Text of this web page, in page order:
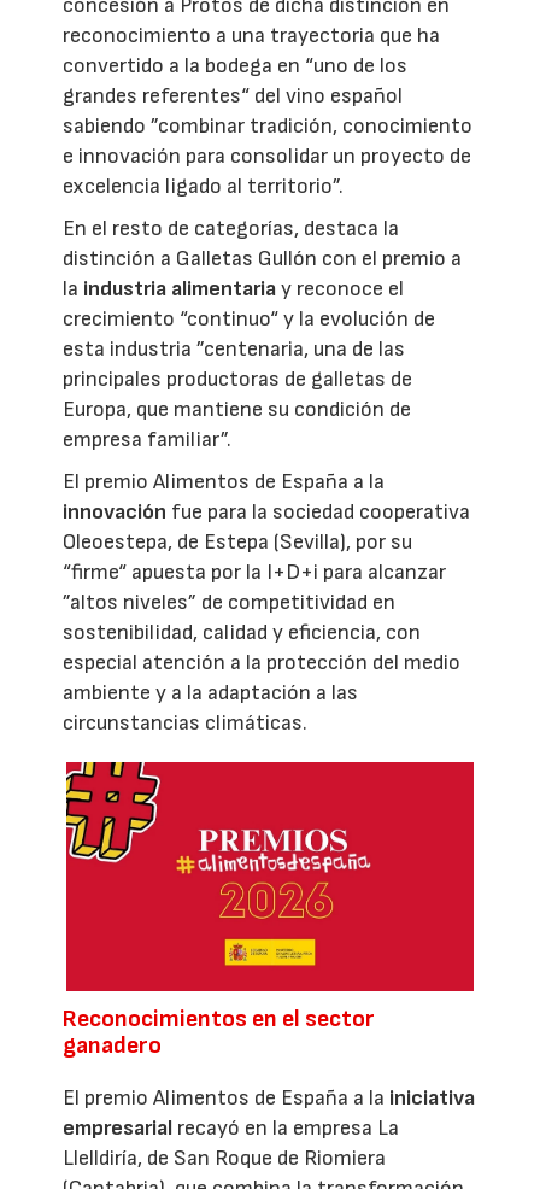
concesión a Protos de dicha distinción en
reconocimiento a una trayectoria que ha
convertido a la bodega en “uno de los
grandes referentes“ del vino español
sabiendo ”combinar tradición, conocimiento
e innovación para consolidar un proyecto de
excelencia ligado al territorio”.
En el resto de categorías, destaca la
distinción a Galletas Gullón con el premio a
la industria alimentariay reconoce el
crecimiento “continuo“ y la evolución de
esta industria ”centenaria, una de las
principales productoras de galletas de
Europa, que mantiene su condición de
empresa familiar”.
El premio Alimentos de España a la
innovación fue para la sociedad cooperativa
Oleoestepa, de Estepa (Sevilla), por su
“firme“ apuesta por la I+D+i para alcanzar
”altos niveles” de competitividad en
sostenibilidad, calidad y eficiencia, con
especial atención a la protección del medio
ambiente y a la adaptación a las
circunstancias climáticas.
Reconocimientos en el sector
ganadero
El premio Alimentos de España a la iniciativa
empresarial recayó en la empresa La
Llelldiría, de San Roque de Riomiera